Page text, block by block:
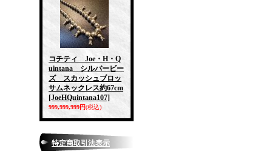
コチティ Joe・H・Q
uintana シルバービー
ズ スカッシュブロッ
サムネックレス約67cm
[JoeHQuintana107]
999,999,999円(税込)
特定商取引法表示